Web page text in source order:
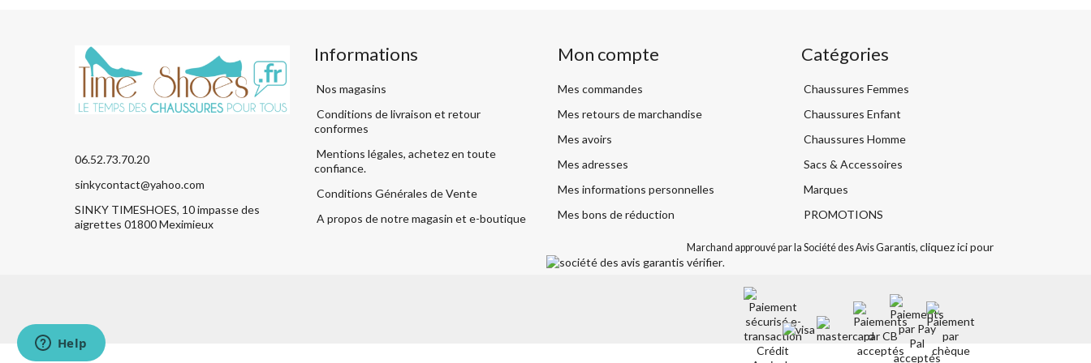
06.52.73.70.20
sinkycontact@yahoo.com
SINKY TIMESHOES, 10 impasse des
aigrettes 01800 Meximieux
Informations
Nos magasins
Conditions de livraison et retour
conformes
Mentions légales, achetez en toute
confiance.
Conditions Générales de Vente
A propos de notre magasin et e-boutique
Mon compte
Mes commandes
Mes retours de marchandise
Mes avoirs
Mes adresses
Mes informations personnelles
Mes bons de réduction
Catégories
Chaussures Femmes
Chaussures Enfant
Chaussures Homme
Sacs & Accessoires
Marques
PROMOTIONS
Marchand approuvé par la Société des Avis Garantis, cliquez ici pour
vérifier.